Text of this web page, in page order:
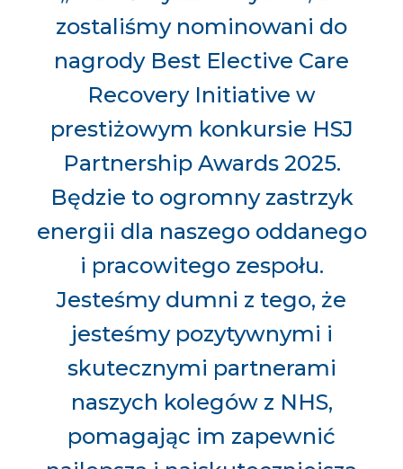
zostaliśmy nominowani do
nagrody Best Elective Care
Recovery Initiative w
prestiżowym konkursie HSJ
Partnership Awards 2025.
Będzie to ogromny zastrzyk
energii dla naszego oddanego
i pracowitego zespołu.
Jesteśmy dumni z tego, że
jesteśmy pozytywnymi i
skutecznymi partnerami
naszych kolegów z NHS,
pomagając im zapewnić